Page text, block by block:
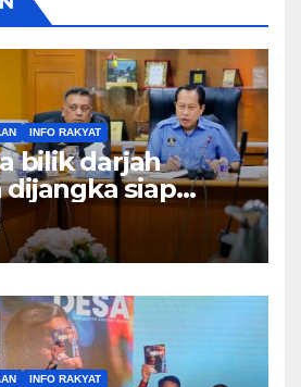
INFO RAKYAT
bilik darjah
siap
– Ahmad Maslan
INFO RAKYAT